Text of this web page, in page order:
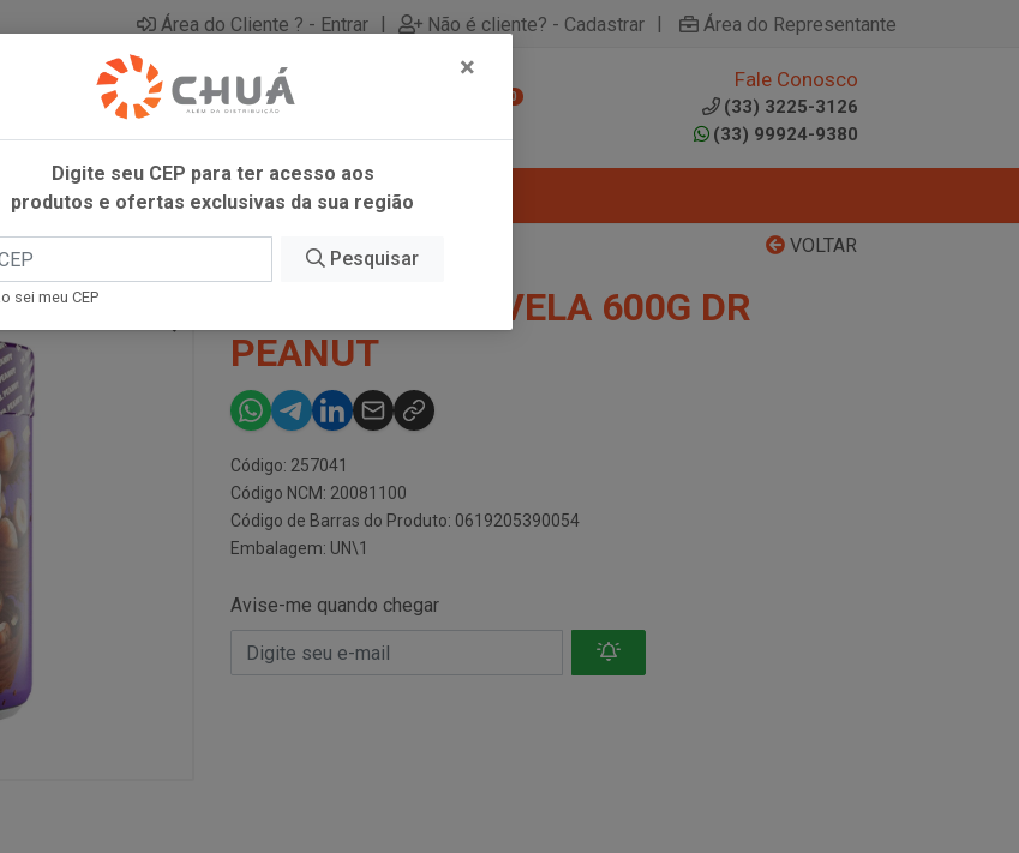
Área do Cliente ? - Entrar | Não é cliente? - Cadastrar | Área do Representante
0
Fale Conosco
(33) 3225-3126
(33) 99924-9380
VOLTAR
PASTA AMEN AVELA 600G DR
PEANUT
Código: 257041
Código NCM: 20081100
Código de Barras do Produto: 0619205390054
Embalagem: UN\1
Avise-me quando chegar
×
Digite seu CEP para ter acesso aos
produtos e ofertas exclusivas da sua região
Pesquisar
sei meu CEP